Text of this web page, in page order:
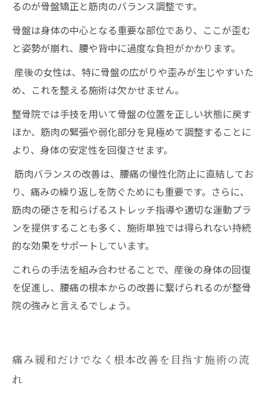
るのが骨盤矯正と筋肉のバランス調整です。
骨盤は身体の中心となる重要な部位であり、ここが歪む
と姿勢が崩れ、腰や背中に過度な負担がかかります。
産後の女性は、特に骨盤の広がりや歪みが生じやすいた
め、これを整える施術は欠かせません。
整骨院では手技を用いて骨盤の位置を正しい状態に戻す
ほか、筋肉の緊張や弱化部分を見極めて調整することに
より、身体の安定性を回復させます。
筋肉バランスの改善は、腰痛の慢性化防止に直結してお
り、痛みの繰り返しを防ぐためにも重要です。さらに、
筋肉の硬さを和らげるストレッチ指導や適切な運動プラ
ンを提供することも多く、施術単独では得られない持続
的な効果をサポートしています。
これらの手法を組み合わせることで、産後の身体の回復
を促進し、腰痛の根本からの改善に繋げられるのが整骨
院の強みと言えるでしょう。
痛み緩和だけでなく根本改善を目指す施術の流
れ